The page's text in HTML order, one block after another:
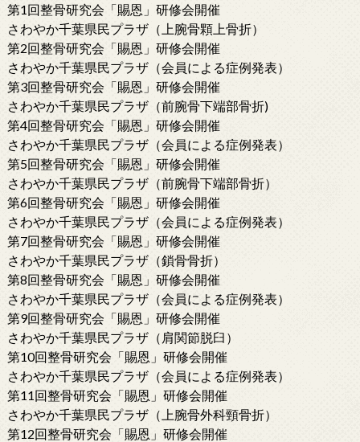
第1回整骨研究会「賜恩」研修会開催
さわやか千葉県民プラザ（上腕骨顆上骨折）
第2回整骨研究会「賜恩」研修会開催
さわやか千葉県民プラザ（会員による症例発表）
第3回整骨研究会「賜恩」研修会開催
さわやか千葉県民プラザ（前腕骨下端部骨折)
第4回整骨研究会「賜恩」研修会開催
さわやか千葉県民プラザ（会員による症例発表）
第5回整骨研究会「賜恩」研修会開催
さわやか千葉県民プラザ（前腕骨下端部骨折）
第6回整骨研究会「賜恩」研修会開催
さわやか千葉県民プラザ（会員による症例発表）
第7回整骨研究会「賜恩」研修会開催
さわやか千葉県民プラザ（鎖骨骨折）
第8回整骨研究会「賜恩」研修会開催
さわやか千葉県民プラザ（会員による症例発表）
第9回整骨研究会「賜恩」研修会開催
さわやか千葉県民プラザ（肩関節脱臼）
第10回整骨研究会「賜恩」研修会開催
さわやか千葉県民プラザ（会員による症例発表）
第11回整骨研究会「賜恩」研修会開催
さわやか千葉県民プラザ（上腕骨外科頸骨折）
第12回整骨研究会「賜恩」研修会開催